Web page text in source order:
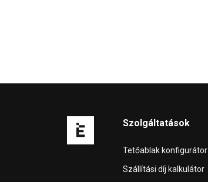
Szolgáltatások
Tetőablak konfigurátor
Szállítási díj kalkulátor